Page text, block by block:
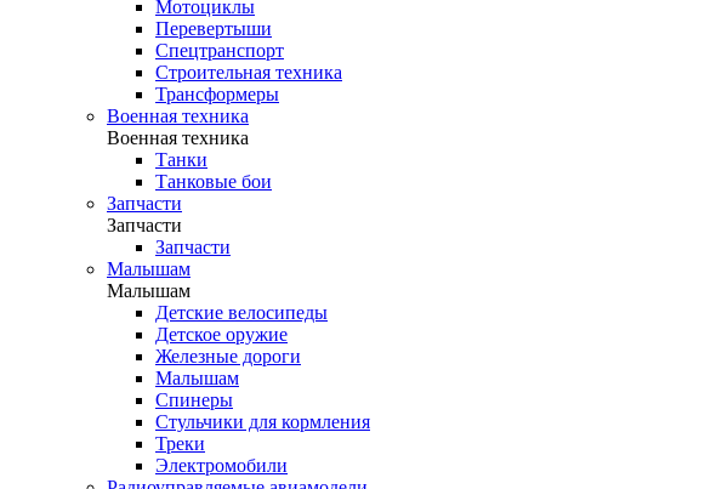
Мотоциклы
Перевертыши
Спецтранспорт
Строительная техника
Трансформеры
Военная техника
Военная техника
Танки
Танковые бои
Запчасти
Запчасти
Запчасти
Малышам
Малышам
Детские велосипеды
Детское оружие
Железные дороги
Малышам
Спинеры
Стульчики для кормления
Треки
Электромобили